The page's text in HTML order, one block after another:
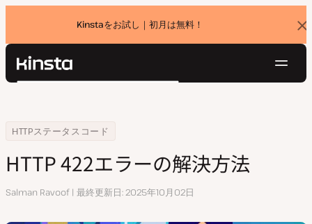
Kinstaをお試し｜初月は無料！
バ
ナ
Kinsta®
価格設定
お問い合わせ
検
Home
リソースセンター
HTTPステータスコード
HTTP 422エラーの解決方法
HTTP 422エラーの解決方法
執
Salman Ravoof 最終更新日 2025年10月02日